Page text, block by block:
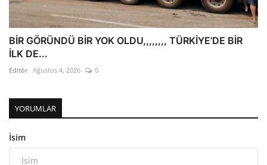
BİR GÖRÜNDÜ BİR YOK OLDU,,,,,,,, TÜRKİYE’DE BİR
İLK DE...
Editör Ağustos 4, 2026 0
YORUMLAR
İsim